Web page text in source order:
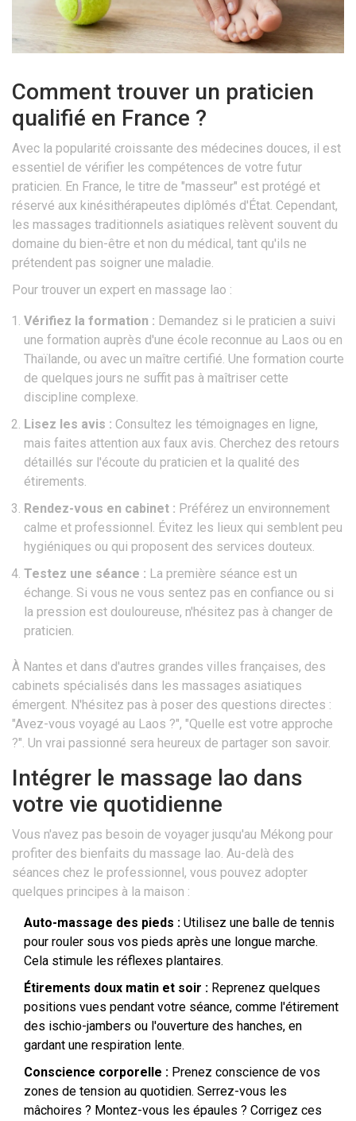
Comment trouver un praticien
qualifié en France ?
Avec la popularité croissante des médecines douces, il est
essentiel de vérifier les compétences de votre futur
praticien. En France, le titre de "masseur" est protégé et
réservé aux kinésithérapeutes diplômés d'État. Cependant,
les massages traditionnels asiatiques relèvent souvent du
domaine du bien-être et non du médical, tant qu'ils ne
prétendent pas soigner une maladie.
Pour trouver un expert en massage lao :
Vérifiez la formation : Demandez si le praticien a suivi
une formation auprès d'une école reconnue au Laos ou en
Thaïlande, ou avec un maître certifié. Une formation courte
de quelques jours ne suffit pas à maîtriser cette
discipline complexe.
Lisez les avis : Consultez les témoignages en ligne,
mais faites attention aux faux avis. Cherchez des retours
détaillés sur l'écoute du praticien et la qualité des
étirements.
Rendez-vous en cabinet : Préférez un environnement
calme et professionnel. Évitez les lieux qui semblent peu
hygiéniques ou qui proposent des services douteux.
Testez une séance : La première séance est un
échange. Si vous ne vous sentez pas en confiance ou si
la pression est douloureuse, n'hésitez pas à changer de
praticien.
À Nantes et dans d'autres grandes villes françaises, des
cabinets spécialisés dans les massages asiatiques
émergent. N'hésitez pas à poser des questions directes :
"Avez-vous voyagé au Laos ?", "Quelle est votre approche
?". Un vrai passionné sera heureux de partager son savoir.
Intégrer le massage lao dans
votre vie quotidienne
Vous n'avez pas besoin de voyager jusqu'au Mékong pour
profiter des bienfaits du massage lao. Au-delà des
séances chez le professionnel, vous pouvez adopter
quelques principes à la maison :
Auto-massage des pieds : Utilisez une balle de tennis
pour rouler sous vos pieds après une longue marche.
Cela stimule les réflexes plantaires.
Étirements doux matin et soir : Reprenez quelques
positions vues pendant votre séance, comme l'étirement
des ischio-jambers ou l'ouverture des hanches, en
gardant une respiration lente.
Conscience corporelle : Prenez conscience de vos
zones de tension au quotidien. Serrez-vous les
mâchoires ? Montez-vous les épaules ? Corrigez ces